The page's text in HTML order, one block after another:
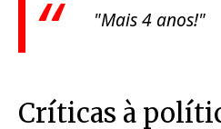
"Mais 4 anos!"
Críticas à